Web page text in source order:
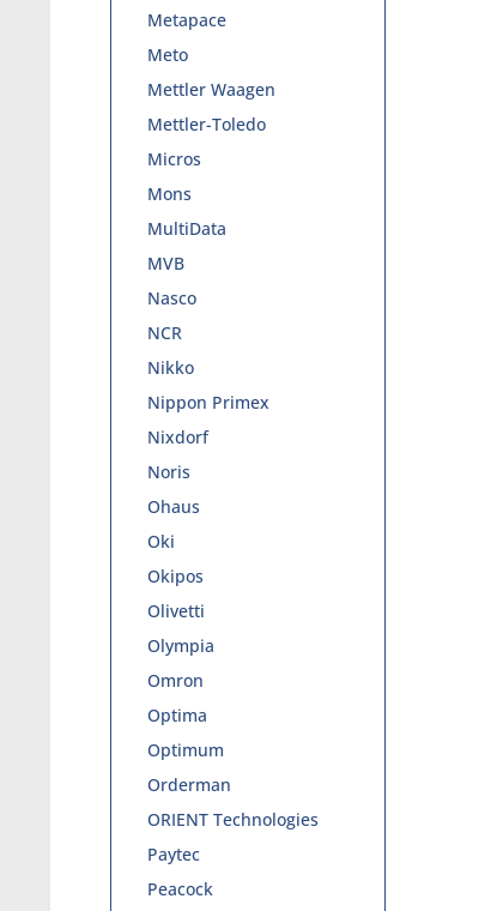
Metapace
Meto
Mettler Waagen
Mettler-Toledo
Micros
Mons
MultiData
MVB
Nasco
NCR
Nikko
Nippon Primex
Nixdorf
Noris
Ohaus
Oki
Okipos
Olivetti
Olympia
Omron
Optima
Optimum
Orderman
ORIENT Technologies
Paytec
Peacock